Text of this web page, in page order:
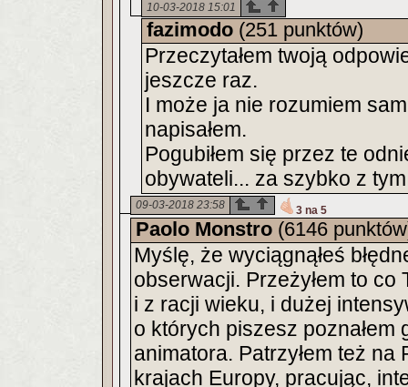
10-03-2018 15:01
fazimodo (251 punktów)
Przeczytałem twoją
jeszcze raz.
I może ja nie rozumiem
napisałem.
Pogubiłem się przez te
obywateli... za szybko z
09-03-2018 23:58 3 na 5
Paolo Monstro (6146
Myślę, że wyciągnąłeś
obserwacji. Przeżyłem to
i z racji wieku, i dużej
o których piszesz poznałem
animatora. Patrzyłem też
krajach Europy, pracując,